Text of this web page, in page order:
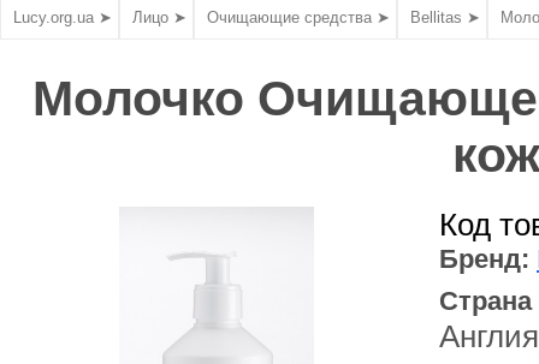
Lucy.org.ua ➤ Лицо ➤ Очищающие средства ➤ Bellitas ➤
Молочко
Код
Бренд:
Англия